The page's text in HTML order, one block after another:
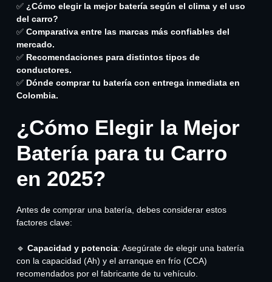
✅ ¿Cómo elegir la mejor batería según el clima y el uso
del carro?
✅ Comparativa entre las marcas más confiables del
mercado.
✅ Recomendaciones para distintos tipos de
conductores.
✅ Dónde comprar tu batería con entrega inmediata en
Colombia.
¿Cómo Elegir la Mejor
Batería para tu Carro
en 2025?
Antes de comprar una batería, debes considerar estos
factores clave:
🔹 Capacidad y potencia: Asegúrate de elegir una batería
con la capacidad (Ah) y el arranque en frío (CCA)
recomendados por el fabricante de tu vehículo.